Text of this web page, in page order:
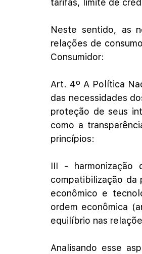
tarifas, limite de
Neste sentido, as
relações de
Consumidor:
Art. 4º A Política
das necessidades
proteção de seus
como a
princípios:
III - harmonização
compatibilização da
econômico e
ordem econômica
equilíbrio nas
Analisando esse